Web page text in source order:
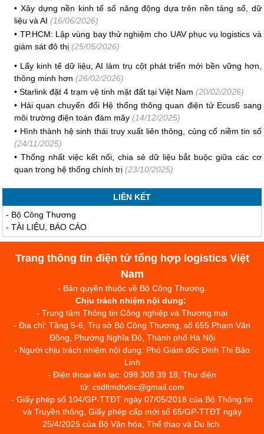
•Xây dựng nền kinh tế số năng động dựa trên nền tảng số, dữ
liệu và AI (16/06/2026)
• TP.HCM: Lập vùng bay thử nghiệm cho UAV phục vụ logistics và
giám sát đô thị (25/05/2026)
• Lấy kinh tế dữ liệu, AI làm trụ cột phát triển mới bền vững hơn,
thông minh hơn (26/02/2026)
•Starlink đặt 4 trạm vệ tinh mặt đất tại Việt Nam (20/02/2026)
• Hải quan chuyển đổi Hệ thống thông quan điện tử Ecus6 sang
môi trường điện toán đám mây (14/12/2025)
• Hình thành hệ sinh thái truy xuất liên thông, củng cố niềm tin số
(24/11/2025)
•Thống nhất việc kết nối, chia sẻ dữ liệu bắt buộc giữa các cơ
quan trong hệ thống chính trị (23/10/2025)
LIÊN KẾT
- Bộ Công Thương
-TÀI LIỆU, BÁO CÁO
Trang thông tin điện tử tổng hợp logistics Việt
Nam
- Bản quyền thuộc về Bộ Công Thương.
Chịu trách nhiệm nội dung:
- Trung tâm Thông tin Công nghiệp và Thương mại
- Địa chỉ: Tầng 5-6, Trụ sở Bộ Công Thương, số 655 Phạm Văn
Đồng, Phường Nghĩa Đô, Thành phố Hà Nội
- Người chịu trách nhiệm nội dung: Phó Giám đốc Đinh Thị Bảo
Linh
- Điện thoại liên lạc: 098 308 39 18; Thư điện
tử: csdltmdtvitic@gmail.com
- Giấy phép số 104/GP-TTĐT ngày 07/05/2018 của Bộ Thông tin
và Truyền thông, Giấy phép cấp mới số 65/GP-TTĐT ngày
25/4/2025 của Bộ Văn hóa, Thể thao và Du lịch.